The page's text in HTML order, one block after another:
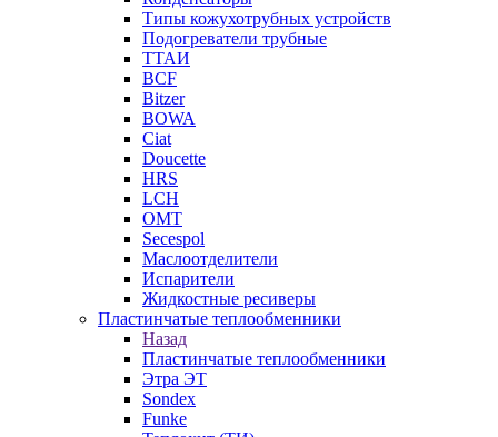
Типы кожухотрубных устройств
Подогреватели трубные
ТТАИ
BCF
Bitzer
BOWA
Ciat
Doucette
HRS
LCH
OMT
Secespol
Маслоотделители
Испарители
Жидкостные ресиверы
Пластинчатые теплообменники
Назад
Пластинчатые теплообменники
Этра ЭТ
Sondex
Funke